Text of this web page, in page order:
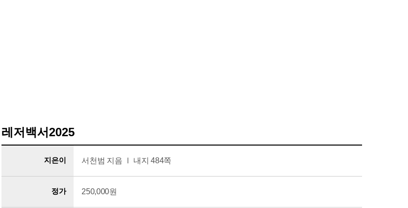
레저백서2025
지은이 서천범 지음 Ⅰ 내지 484쪽
정가 250,000원